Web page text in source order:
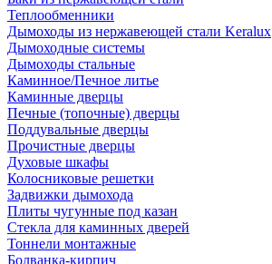
Теплообменники
Дымоходы из нержавеющей стали Keralux
Дымоходные системы
Дымоходы стальные
Каминное/Печное литье
Каминные дверцы
Печные (топочные) дверцы
Поддувальные дверцы
Прочистные дверцы
Духовые шкафы
Колосниковые решетки
Задвижки дымохода
Плиты чугунные под казан
Стекла для каминных дверей
Тоннели монтажные
Болванка-кирпич